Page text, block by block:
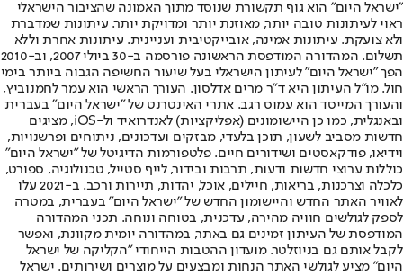
"ישראל היום" הוא גוף תקשורת שנוסד מתוך האמונה שהציבור הישראלי
ראוי לעיתונות טובה יותר, מאוזנת יותר ומדויקת יותר. עיתונות שמדברת
ולא צועקת. עיתונות אמינה, אובייקטיבית ועניינית. עיתונות אחרת וללא
תשלום. המהדורה המודפסת הראשונה פורסמה ב-30 ביולי 2007, וב-2010
הפך "ישראל היום" לעיתון הישראלי בעל שיעור החשיפה הגבוה ביותר בימי
חול. מו"ל העיתון היא ד"ר מרים אדלסון. העורך הראשי הוא עמר לחמנוביץ,
והעורך המייסד הוא עמוס רגב. אתרי האינטרנט של "ישראל היום" בעברית
ובאנגלית, כמו כן היישומונים (אפליקציות) לאנדרואיד ול-iOS, מציגים
חדשות מסביב לשעון, תוכן בלעדי, מבזקים ועדכונים, ניתוחים ופרשנויות,
וידיאו, פודקאסטים ושידורים חיים. פלטפורמות הדיגיטל של "ישראל היום"
כוללות ערוצי חדשות ודעות, תרבות ובידור, לייף סטייל, טכנולוגיה, ספורט,
כלכלה וצרכנות, בריאות, חיילים, אוכל, יהדות, תיירות ורכב. ב-2021 עלו
לאוויר האתר החדש והיישומון החדש של "ישראל היום" בעברית, במטרה
לספק לגולשים חוויה מהירה, עדכנית, בטוחה ונוחה. תכני המהדורה
המודפסת של העיתון זמינים גם באתר, במהדורה יומית מקוונת, ואפשר
לקבל אותם גם בניוזלטר. מועדון ההטבות הייחודי "הקליקה של ישראל
היום" מציע לגולשי האתר הנחות ומבצעים על מוצרים ושירותים. ישראל